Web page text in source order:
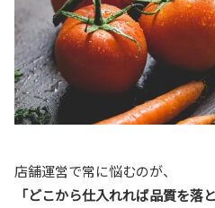
店舗運営で常に悩むのが、
「どこから仕入れれば品質を落